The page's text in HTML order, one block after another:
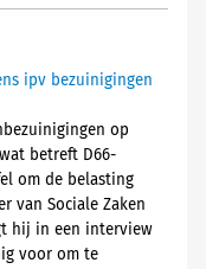
ipv bezuinigingen
op
betreft D66-
om de belasting
van Sociale Zaken
hij in een interview
voor om te